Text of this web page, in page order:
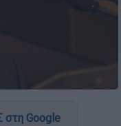
Google